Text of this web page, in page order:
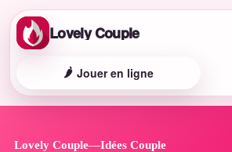
Lovely Couple
🌶️ Jouer en ligne
Lovely Couple—Idées Couple